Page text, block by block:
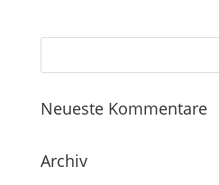
Neueste Kommentare
Archiv